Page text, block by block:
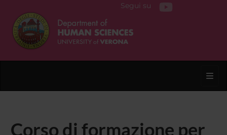
Segui su
Corso di formazione per